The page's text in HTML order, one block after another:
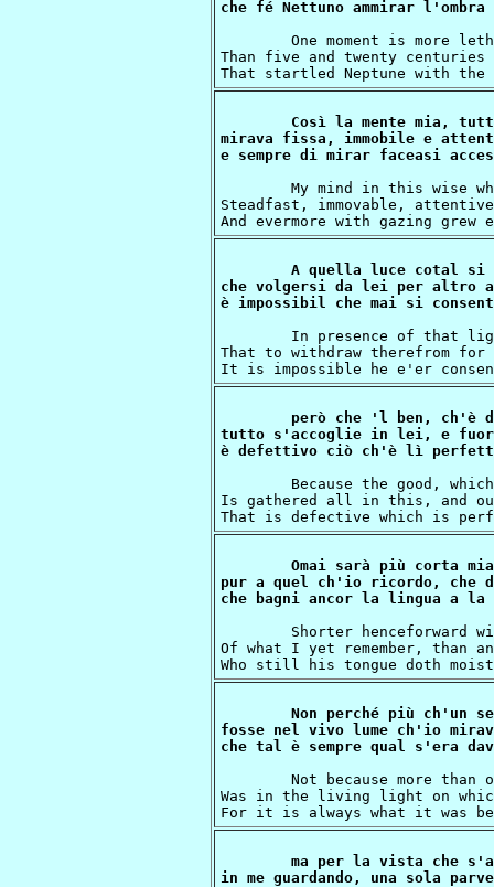
Than five and twenty
Così la mente mia,
mirava fissa, immobile e
Steadfast, immovable,
A quella luce cotal si
che volgersi da lei per altro
That to withdraw therefrom for
però che 'l ben, ch'è
tutto s'accoglie in lei, e
Is gathered all in this, and
Omai sarà più corta
pur a quel ch'io ricordo, che
Of what I yet remember, than
Non perché più ch'un
fosse nel vivo lume ch'io
Was in the living light on
ma per la vista che
in me guardando, una sola